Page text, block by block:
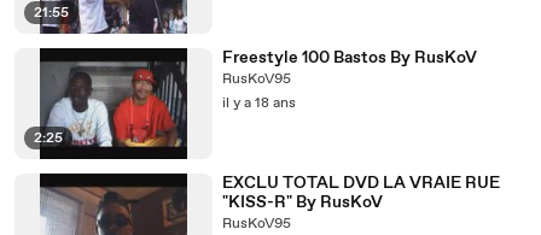
21:55
2:25
Freestyle 100 Bastos By RusKoV
RusKoV95
il y a 18 ans
EXCLU TOTAL DVD LA VRAIE RUE
"KISS-R" By RusKoV
RusKoV95